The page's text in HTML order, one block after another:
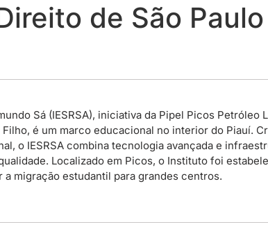
de São
Sá (IESRSA), iniciativa da Pipel Picos Petróleo
é um marco educacional no interior do Piauí.
o IESRSA combina tecnologia avançada e
Localizado em Picos, o Instituto foi
migração estudantil para grandes centros.